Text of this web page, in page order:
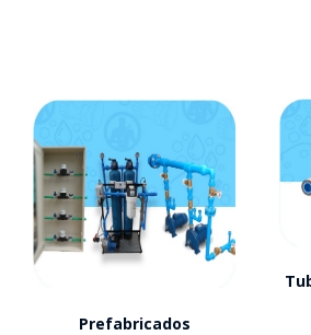
Prefabricados